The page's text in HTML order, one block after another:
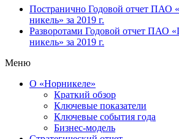
Постранично Годовой отчет ПАО
никель» за 2019 г.
Разворотами Годовой отчет ПАО
никель» за 2019 г.
Меню
О «Норникеле»
Краткий обзор
Ключевые показатели
Ключевые события года
Бизнес-модель